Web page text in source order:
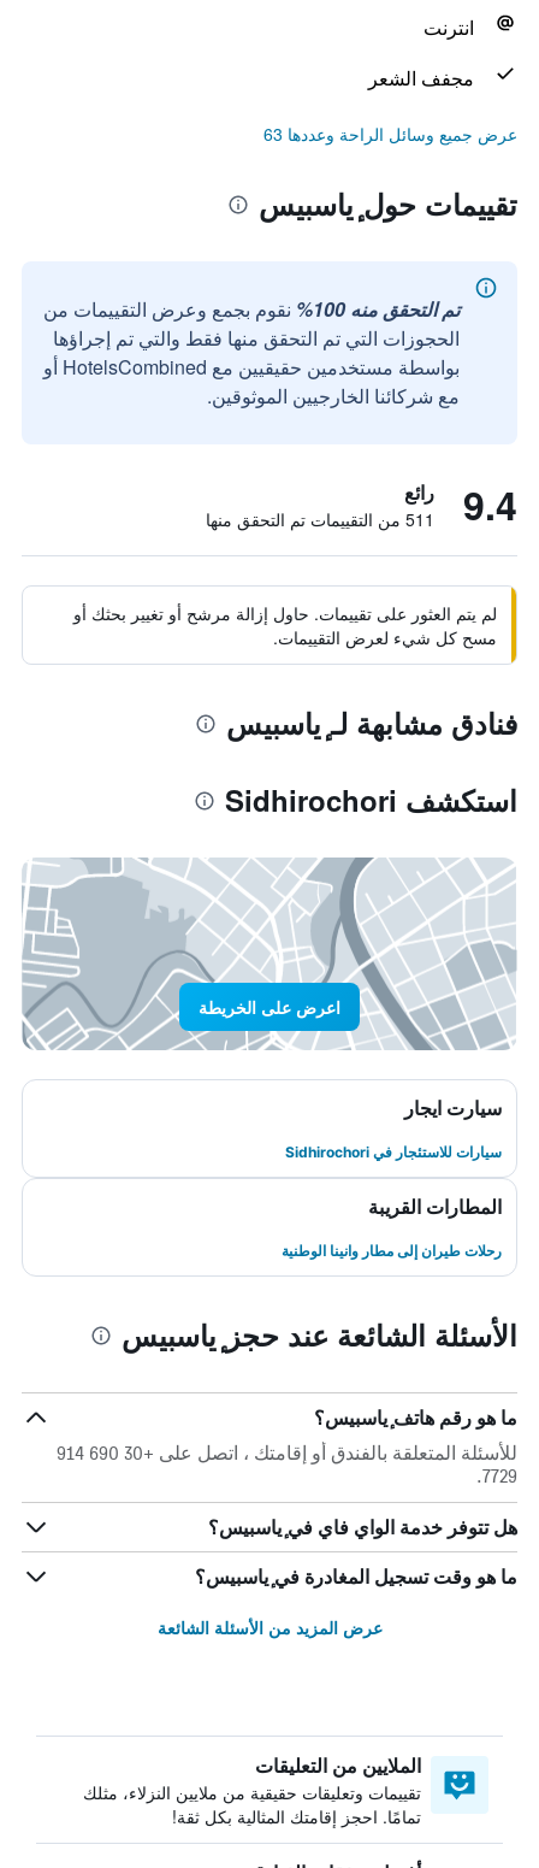
انترنت
مجفف الشعر
عرض جميع وسائل الراحة وعددها 63
تقييمات حول ٕياسبيس
تم التحقق منه 100%
نقوم بجمع وعرض التقييمات من
الحجوزات التي تم التحقق منها فقط والتي تم إجراؤها
بواسطة مستخدمين حقيقيين مع HotelsCombined أو
مع شركائنا الخارجيين الموثوقين.
9.4 رائع
511 من التقييمات تم التحقق منها
لم يتم العثور على تقييمات. حاول إزالة مرشح أو تغيير بحثك أو
مسح كل شيء لعرض التقييمات.
فنادق مشابهة لـ ٕياسبيس
استكشف Sidhirochori
اعرض على الخريطة
سيارت ايجار
سيارات للاستئجار في Sidhirochori
المطارات القريبة
رحلات طيران إلى مطار وانينا الوطنية
الأسئلة الشائعة عند حجز ٕياسبيس
ما هو رقم هاتف ٕياسبيس؟
للأسئلة المتعلقة بالفندق أو إقامتك ، اتصل على +30 690 914
7729.
هل تتوفر خدمة الواي فاي في ٕياسبيس؟
ما هو وقت تسجيل المغادرة في ٕياسبيس؟
عرض المزيد من الأسئلة الشائعة
الملايين من التعليقات
تقييمات وتعليقات حقيقية من ملايين النزلاء، مثلك
تمامًا. احجز إقامتك المثالية بكل ثقة!